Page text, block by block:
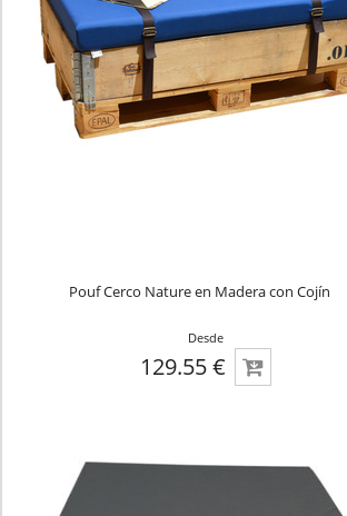
Pouf Cerco Nature en Madera con Cojín
Desde
129.55 €